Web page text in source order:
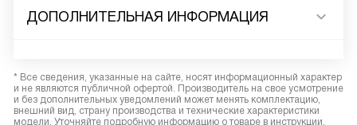
ДОПОЛНИТЕЛЬНАЯ ИНФОРМАЦИЯ
* Все сведения, указанные на сайте, носят информационный характер
и не являются публичной офертой. Производитель на свое усмотрение
и без дополнительных уведомлений может менять комплектацию,
внешний вид, страну производства и технические характеристики
модели. Уточняйте подробную информацию о товаре в инструкции.